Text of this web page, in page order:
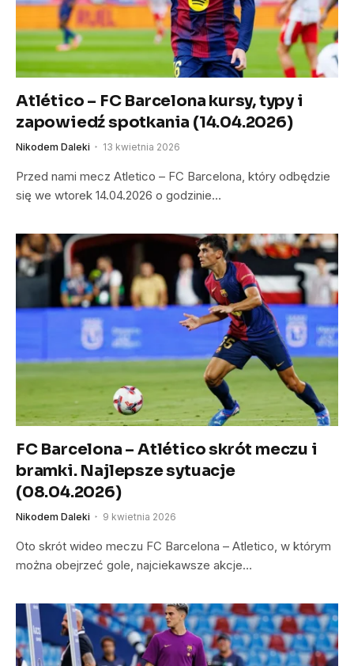
Atlético – FC Barcelona kursy, typy i
zapowiedź spotkania (14.04.2026)
Nikodem Daleki 13 kwietnia 2026
Przed nami mecz Atletico – FC Barcelona, który odbędzie
się we wtorek 14.04.2026 o godzinie…
FC Barcelona – Atlético skrót meczu i
bramki. Najlepsze sytuacje
(08.04.2026)
Nikodem Daleki 9 kwietnia 2026
Oto skrót wideo meczu FC Barcelona – Atletico, w którym
można obejrzeć gole, najciekawsze akcje…